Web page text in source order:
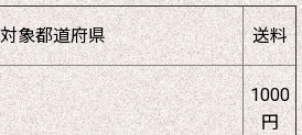
対象都道府県 送料
1000
円